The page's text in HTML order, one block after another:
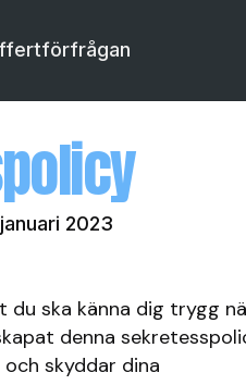
2023
ska känna dig trygg
denna
skyddar dina